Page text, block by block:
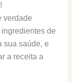
verdade
de
sua saúde, e
a receita a